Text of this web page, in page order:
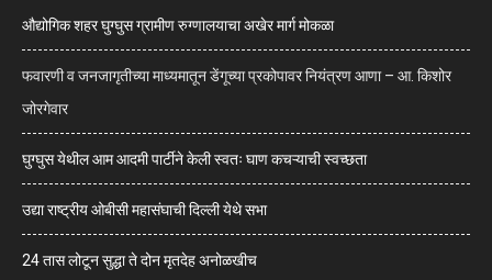
औद्योगिक शहर घुग्घुस ग्रामीण रुग्णालयाचा अखेर मार्ग मोकळा
फवारणी व जनजागृतीच्या माध्यमातून डेंगूच्या प्रकोपावर नियंत्रण आणा – आ. किशोर
जोरगेवार
घुग्घुस येथील आम आदमी पार्टीने केली स्वतः घाण कचऱ्याची स्वच्छता
उद्या राष्ट्रीय ओबीसी महासंघाची दिल्ली येथे सभा
24 तास लोटून सुद्धा ते दोन मृतदेह अनोळखीच